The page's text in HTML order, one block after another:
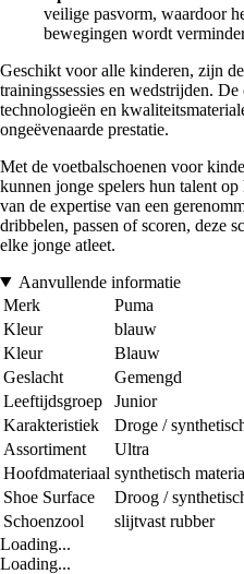
veilige pasvorm, waardoor
bewegingen wordt
Geschikt voor alle kinderen, zijn
trainingssessies en wedstrijden.
technologieën en
ongeëvenaarde prestatie.
Met de voetbalschoenen voor
kunnen jonge spelers hun talent
van de expertise van een
dribbelen, passen of scoren, deze
elke jonge atleet.
Aanvullende informatie
Merk
Puma
Kleur
blauw
Kleur
Blauw
Geslacht
Gemengd
Leeftijdsgroep
Junior
Karakteristiek
Droge /
Assortiment
Ultra
Hoofdmateriaal synthetisch
Shoe Surface
Droog /
Schoenzool
slijtvast rubber
Loading...
Loading...